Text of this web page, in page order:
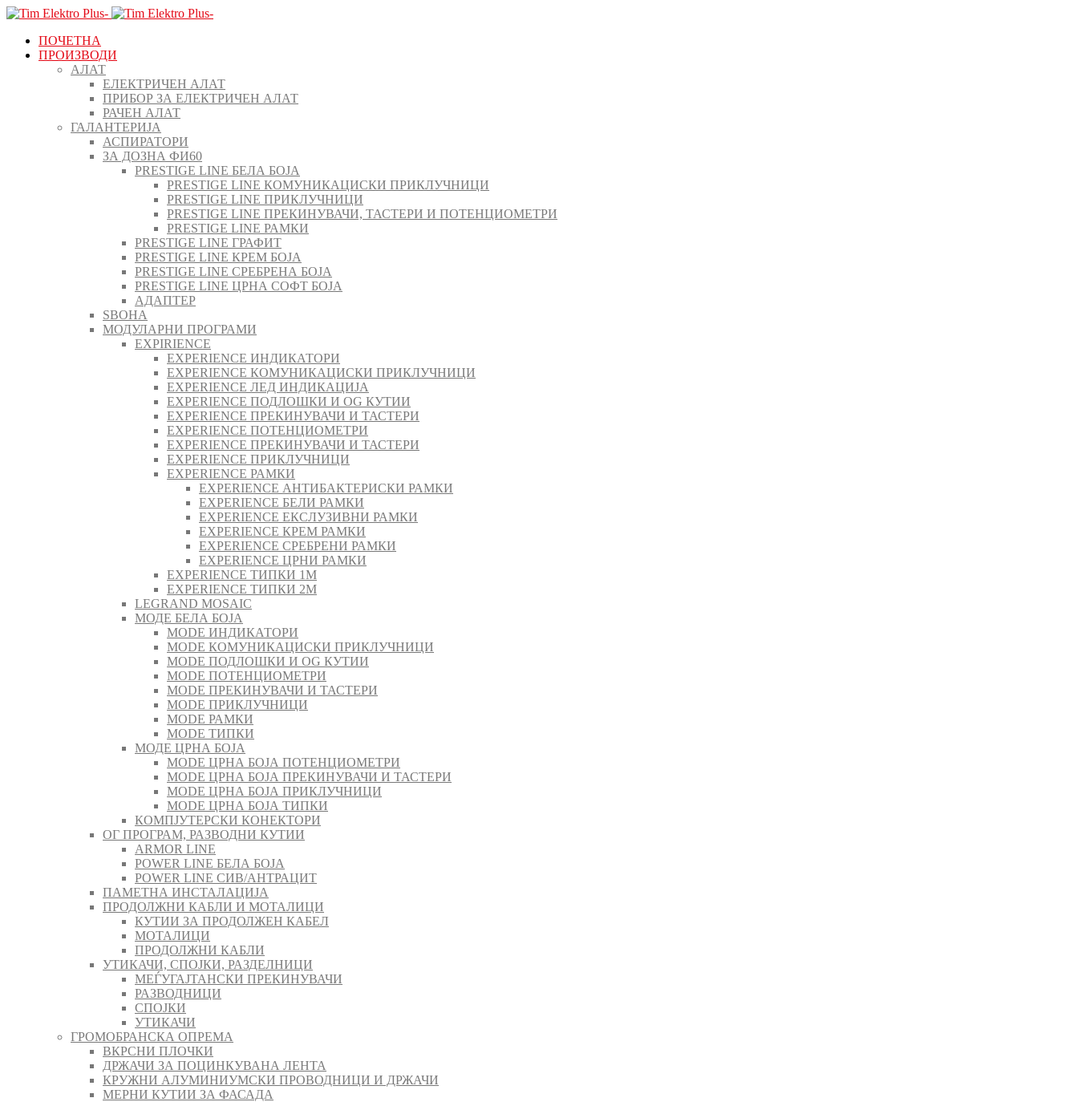
ПОЧЕТНА
ПРОИЗВОДИ
АЛАТ
ЕЛЕКТРИЧЕН АЛАТ
ПРИБОР ЗА ЕЛЕКТРИЧЕН АЛАТ
РАЧЕН АЛАТ
ГАЛАНТЕРИЈА
АСПИРАТОРИ
ЗА ДОЗНА ФИ60
PRESTIGE LINE БЕЛА БОЈА
PRESTIGE LINE КОМУНИКАЦИСКИ ПРИКЛУЧНИЦИ
PRESTIGE LINE ПРИКЛУЧНИЦИ
PRESTIGE LINE ПРЕКИНУВАЧИ, ТАСТЕРИ И ПОТЕНЦИОМЕТРИ
PRESTIGE LINE РАМКИ
PRESTIGE LINE ГРАФИТ
PRESTIGE LINE КРЕМ БОЈА
PRESTIGE LINE СРЕБРЕНА БОЈА
PRESTIGE LINE ЦРНА СОФТ БОЈА
АДАПТЕР
ЅВОНА
МОДУЛАРНИ ПРОГРАМИ
EXPIRIENCE
EXPERIENCE ИНДИКАТОРИ
EXPERIENCE КОМУНИКАЦИСКИ ПРИКЛУЧНИЦИ
EXPERIENCE ЛЕД ИНДИКАЦИЈА
EXPERIENCE ПОДЛОШКИ И OG КУТИИ
EXPERIENCE ПРЕКИНУВАЧИ И ТАСТЕРИ
EXPERIENCE ПОТЕНЦИОМЕТРИ
EXPERIENCE ПРЕКИНУВАЧИ И ТАСТЕРИ
EXPERIENCE ПРИКЛУЧНИЦИ
EXPERIENCE РАМКИ
EXPERIENCE АНТИБАКТЕРИСКИ РАМКИ
EXPERIENCE БЕЛИ РАМКИ
EXPERIENCE ЕКСЛУЗИВНИ РАМКИ
EXPERIENCE КРЕМ РАМКИ
EXPERIENCE СРЕБРЕНИ РАМКИ
EXPERIENCE ЦРНИ РАМКИ
EXPERIENCE ТИПКИ 1M
EXPERIENCE ТИПКИ 2М
LEGRAND MOSAIC
МОДЕ БЕЛА БОЈА
MODE ИНДИКАТОРИ
MODE КОМУНИКАЦИСКИ ПРИКЛУЧНИЦИ
MODE ПОДЛОШКИ И OG КУТИИ
MODE ПОТЕНЦИОМЕТРИ
MODE ПРEКИНУВАЧИ И ТАСТЕРИ
MODE ПРИКЛУЧНИЦИ
MODE РАМКИ
MODE ТИПКИ
МОДЕ ЦРНА БОЈА
MODE ЦРНА БОЈА ПОТЕНЦИОМЕТРИ
MODE ЦРНА БОЈА ПРЕКИНУВАЧИ И ТАСТЕРИ
MODE ЦРНА БОЈА ПРИКЛУЧНИЦИ
MODE ЦРНА БОЈА ТИПКИ
КОМПЈУТЕРСКИ КОНЕКТОРИ
ОГ ПРОГРАМ, РАЗВОДНИ КУТИИ
ARMOR LINE
POWER LINE БЕЛА БОЈА
POWER LINE СИВ/АНТРАЦИТ
ПАМЕТНА ИНСТАЛАЦИЈА
ПРОДОЛЖНИ КАБЛИ И МОТАЛИЦИ
КУТИИ ЗА ПРОДОЛЖЕН КАБЕЛ
МОТАЛИЦИ
ПРОДОЛЖНИ КАБЛИ
УТИКАЧИ, СПОЈКИ, РАЗДЕЛНИЦИ
МЕЃУГАЈТАНСКИ ПРЕКИНУВАЧИ
РАЗВОДНИЦИ
СПОЈКИ
УТИКАЧИ
ГРОМОБРАНСКА ОПРЕМА
ВКРСНИ ПЛОЧКИ
ДРЖАЧИ ЗА ПОЦИНКУВАНА ЛЕНТА
КРУЖНИ АЛУМИНИУМСКИ ПРОВОДНИЦИ И ДРЖАЧИ
МЕРНИ КУТИИ ЗА ФАСАДА